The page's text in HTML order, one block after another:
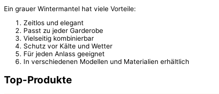
Ein grauer Wintermantel hat viele Vorteile:
Zeitlos und elegant
Passt zu jeder Garderobe
Vielseitig kombinierbar
Schutz vor Kälte und Wetter
Für jeden Anlass geeignet
In verschiedenen Modellen und Materialien erhältlich
Top-Produkte